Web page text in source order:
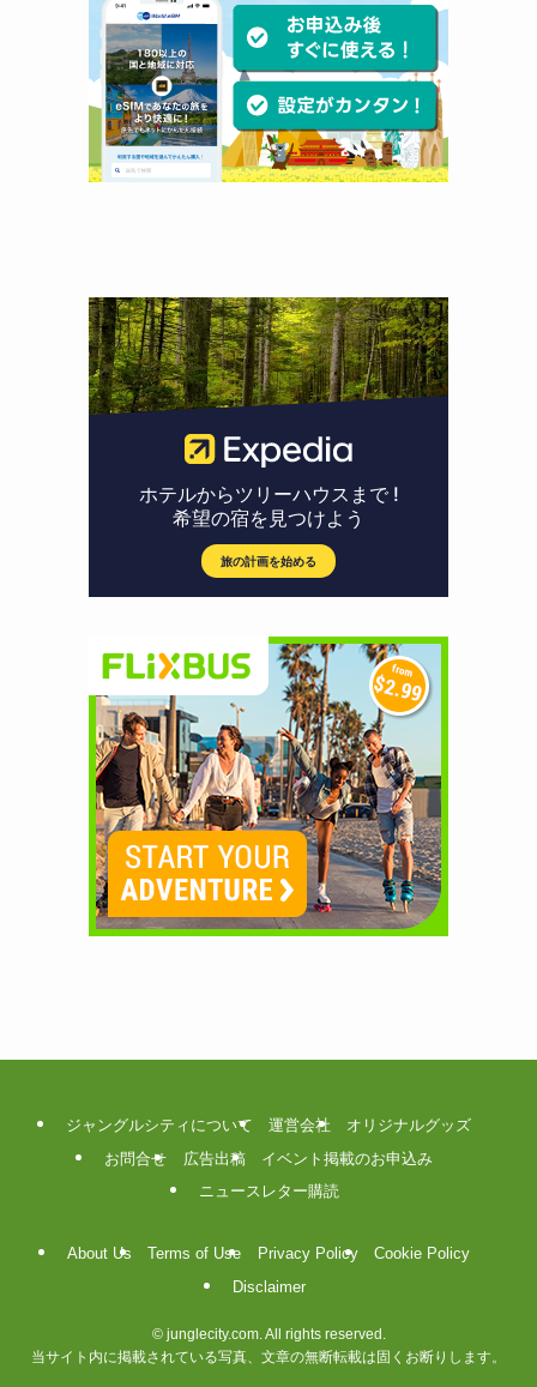
ジャングルシティについて 運営会社
オリジナルグッズ
お問合せ
広告出稿
イベント掲載のお申込み
ニュースレター購読
About Us Terms of Use Privacy Policy
Cookie Policy
Disclaimer
©junglecity.com. All rights reserved.
当サイト内に掲載されている写真、文章の無断転載は固くお断りします。